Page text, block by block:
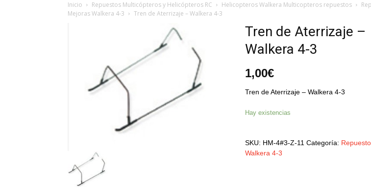
Inicio Repuestos Multicópteros y Helicópteros RC Helicopteros Walkera Multicopteros repuestos
Mejoras Walkera 4-3
Tren de Aterrizaje – Walkera 4-3
Tren de Aterrizaje –
Walkera 4-3
1,00€
Tren de Aterrizaje – Walkera 4-3
Hay existencias
SKU: HM-4#3-Z-11 Categoría:
Walkera 4-3